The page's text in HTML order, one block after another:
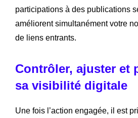
participations à des publications
améliorent simultanément votre
de liens entrants.
Contrôler, ajuster et
sa visibilité digitale
Une fois l’action engagée, il est